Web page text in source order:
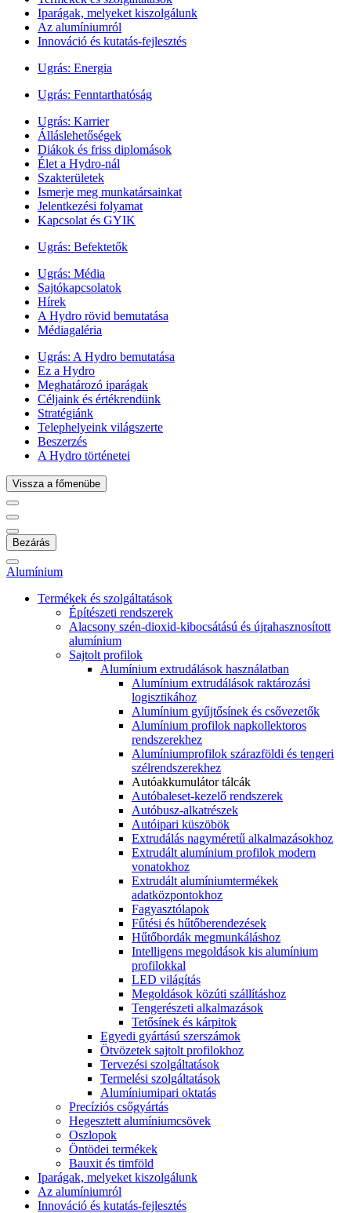
Iparágak, melyeket kiszolgálunk
Az alumíniumról
Innováció és kutatás-fejlesztés
Ugrás: Energia
Ugrás: Fenntarthatóság
Ugrás: Karrier
Álláslehetőségek
Diákok és friss diplomások
Élet a Hydro-nál
Szakterületek
Ismerje meg munkatársainkat
Jelentkezési folyamat
Kapcsolat és GYIK
Ugrás: Befektetők
Ugrás: Média
Sajtókapcsolatok
Hírek
A Hydro rövid bemutatása
Médiagaléria
Ugrás: A Hydro bemutatása
Ez a Hydro
Meghatározó iparágak
Céljaink és értékrendünk
Stratégiánk
Telephelyeink világszerte
Beszerzés
A Hydro történetei
Vissza a főmenübe
Bezárás
Alumínium
Termékek és szolgáltatások
Építészeti rendszerek
Alacsony szén-dioxid-kibocsátású és újrahasznosított
alumínium
Sajtolt profilok
Alumínium extrudálások használatban
Alumínium extrudálások raktározási
logisztikához
Alumínium gyűjtősínek és csővezetők
Alumínium profilok napkollektoros
rendszerekhez
Alumíniumprofilok szárazföldi és tengeri
szélrendszerekhez
Autóakkumulátor tálcák
Autóbaleset-kezelő rendszerek
Autóbusz-alkatrészek
Autóipari küszöbök
Extrudálás nagyméretű alkalmazásokhoz
Extrudált alumínium profilok modern
vonatokhoz
Extrudált alumíniumtermékek
adatközpontokhoz
Fagyasztólapok
Fűtési és hűtőberendezések
Hűtőbordák megmunkáláshoz
Intelligens megoldások kis alumínium
profilokkal
LED világítás
Megoldások közúti szállításhoz
Tengerészeti alkalmazások
Tetősínek és kárpitok
Egyedi gyártású szerszámok
Ötvözetek sajtolt profilokhoz
Tervezési szolgáltatások
Termelési szolgáltatások
Alumíniumipari oktatás
Precíziós csőgyártás
Hegesztett alumíniumcsövek
Oszlopok
Öntödei termékek
Bauxit és timföld
Iparágak, melyeket kiszolgálunk
Az alumíniumról
Innováció és kutatás-fejlesztés